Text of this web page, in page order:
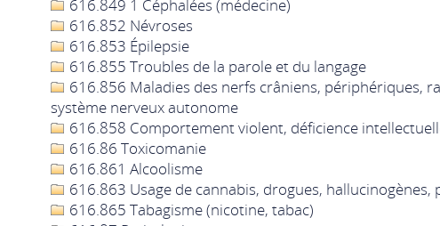
616.849 1 Céphalées (médecine)
616.852 Névroses
616.853 Épilepsie
616.855 Troubles de la parole et du langage
616.856 Maladies des nerfs crâniens, périphériques,
système nerveux autonome
616.858 Comportement violent, déficience
616.86 Toxicomanie
616.861 Alcoolisme
616.863 Usage de cannabis, drogues, hallucinogènes,
616.865 Tabagisme (nicotine, tabac)